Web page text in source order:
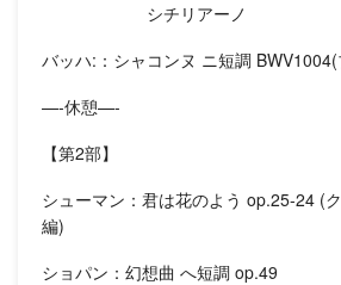
シチリアーノ
バッハ:：シャコンヌ ニ短調
—-休憩—-
【第2部】
シューマン：君は花のよう op.25-24 (
編)
ショパン：幻想曲 へ短調 op.49